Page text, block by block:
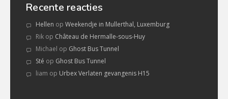
Recente reacties
Hellen op Weekendje in Mullerthal, Luxemburg
Rik op Château de Hermalle-sous-Huy
Michael op Ghost Bus Tunnel
Sté op Ghost Bus Tunnel
liam op Urbex Verlaten gevangenis H15